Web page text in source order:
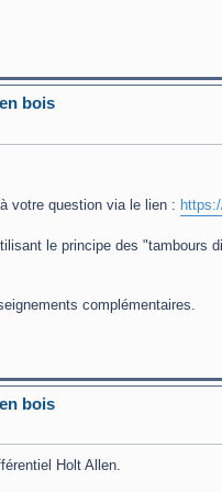
bois
votre question via le lien :
le principe des "tambours
complémentaires.
bois
Holt Allen.